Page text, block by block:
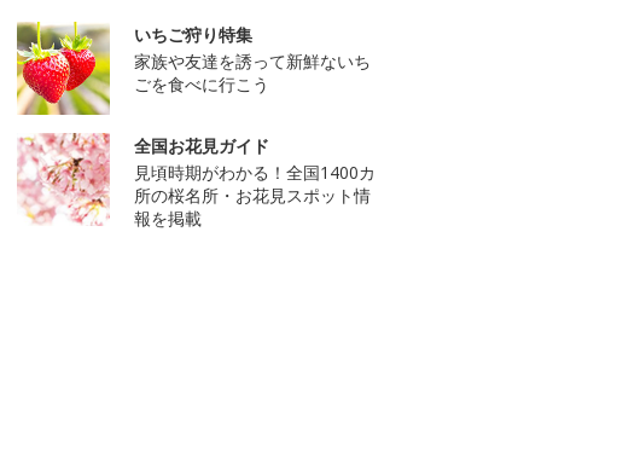
いちご狩り特集
家族や友達を誘って新鮮ないち
ごを食べに行こう
全国お花見ガイド
見頃時期がわかる！全国1400カ
所の桜名所・お花見スポット情
報を掲載